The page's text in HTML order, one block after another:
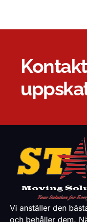
Vi anställer den
och behåller dem.